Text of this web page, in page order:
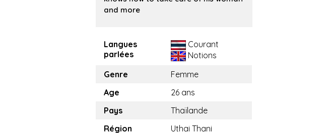
and more
Langues
parlées
Courant
Notions
Genre
Femme
Age
26 ans
Pays
Thaïlande
Région
Uthai Thani